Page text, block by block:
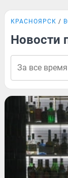
КРАСНОЯРСК
Новости